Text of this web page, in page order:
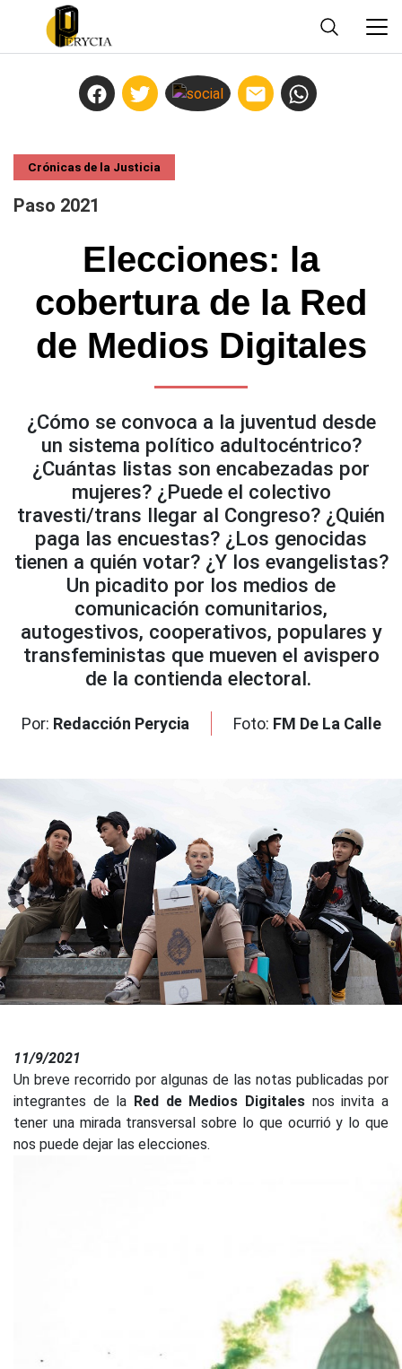
Crónicas de la Justicia
Paso 2021
Elecciones: la
cobertura de la Red
de Medios Digitales
¿Cómo se convoca a la juventud desde
un sistema político adultocéntrico?
¿Cuántas listas son encabezadas por
mujeres? ¿Puede el colectivo
travesti/trans llegar al Congreso? ¿Quién
paga las encuestas? ¿Los genocidas
tienen a quién votar? ¿Y los evangelistas?
Un picadito por los medios de
comunicación comunitarios,
autogestivos, cooperativos, populares y
transfeministas que mueven el avispero
de la contienda electoral.
Por: Redacción Perycia Foto: FM De La Calle
11/9/2021
Un breve recorrido por algunas de las notas publicadas por
integrantes de la Red de Medios Digitales nos invita a
tener una mirada transversal sobre lo que ocurrió y lo que
nos puede dejar las elecciones.